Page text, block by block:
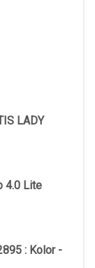
LADY
4.0 Lite
: Kolor -